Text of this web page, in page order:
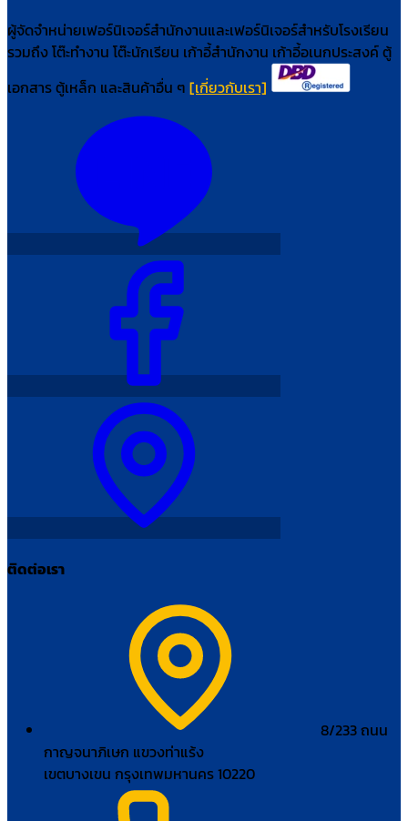
ผู้จัดจำหน่ายเฟอร์นิเจอร์สำนักงานและเฟอร์นิเจอร์สำหรับโรงเรียน
รวมถึง โต๊ะทำงาน โต๊ะนักเรียน เก้าอี้สำนักงาน เก้าอี้อเนกประสงค์ ตู้
เอกสาร ตู้เหล็ก และสินค้าอื่น ๆ [เกี่ยวกับเรา]
ติดต่อเรา
8/233 ถนน
กาญจนาภิเษก แขวงท่าแร้ง
เขตบางเขน กรุงเทพมหานคร 10220